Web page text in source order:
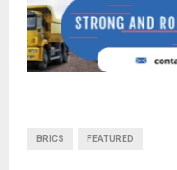
BRICS FEATURED